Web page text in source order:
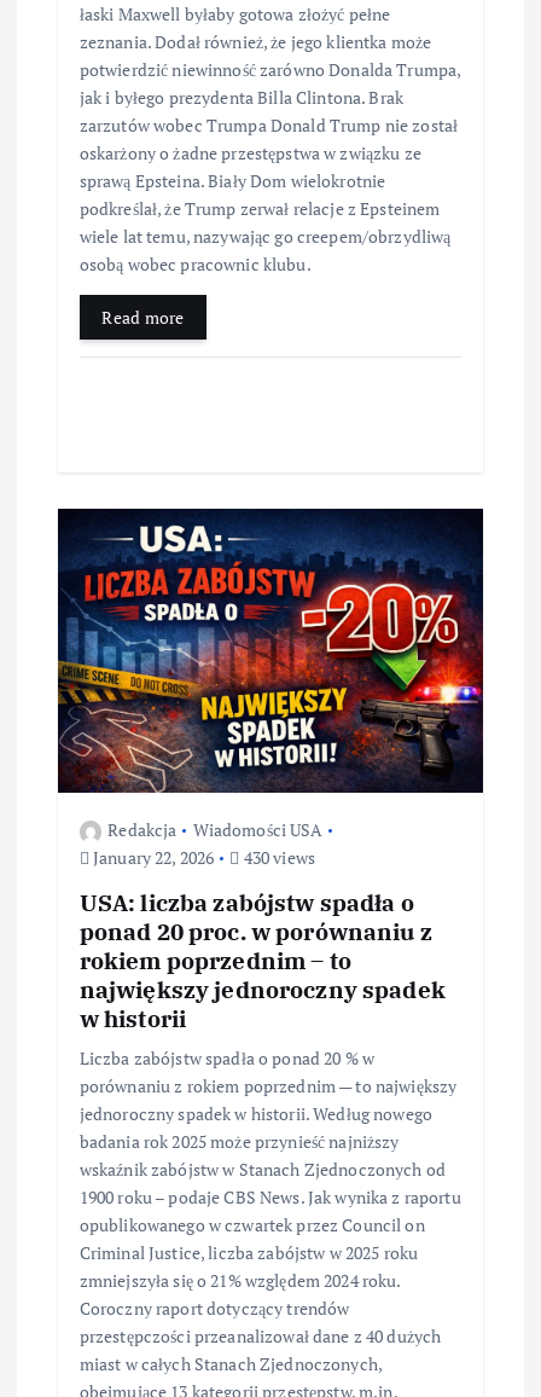
łaski Maxwell byłaby gotowa złożyć pełne
zeznania. Dodał również, że jego klientka może
potwierdzić niewinność zarówno Donalda Trumpa,
jak i byłego prezydenta Billa Clintona. Brak
zarzutów wobec Trumpa Donald Trump nie został
oskarżony o żadne przestępstwa w związku ze
sprawą Epsteina. Biały Dom wielokrotnie
podkreślał, że Trump zerwał relacje z Epsteinem
wiele lat temu, nazywając go creepem/obrzydliwą
osobą wobec pracownic klubu.
Read more
Redakcja
Wiadomości USA
January 22, 2026
430 views
USA: liczba zabójstw spadła o
ponad 20 proc. w porównaniu z
rokiem poprzednim – to
największy jednoroczny spadek
w historii
Liczba zabójstw spadła o ponad 20 % w
porównaniu z rokiem poprzednim — to największy
jednoroczny spadek w historii. Według nowego
badania rok 2025 może przynieść najniższy
wskaźnik zabójstw w Stanach Zjednoczonych od
1900 roku – podaje CBS News. Jak wynika z raportu
opublikowanego w czwartek przez Council on
Criminal Justice, liczba zabójstw w 2025 roku
zmniejszyła się o 21% względem 2024 roku.
Coroczny raport dotyczący trendów
przestępczości przeanalizował dane z 40 dużych
miast w całych Stanach Zjednoczonych,
obejmujące 13 kategorii przestępstw, m.in.